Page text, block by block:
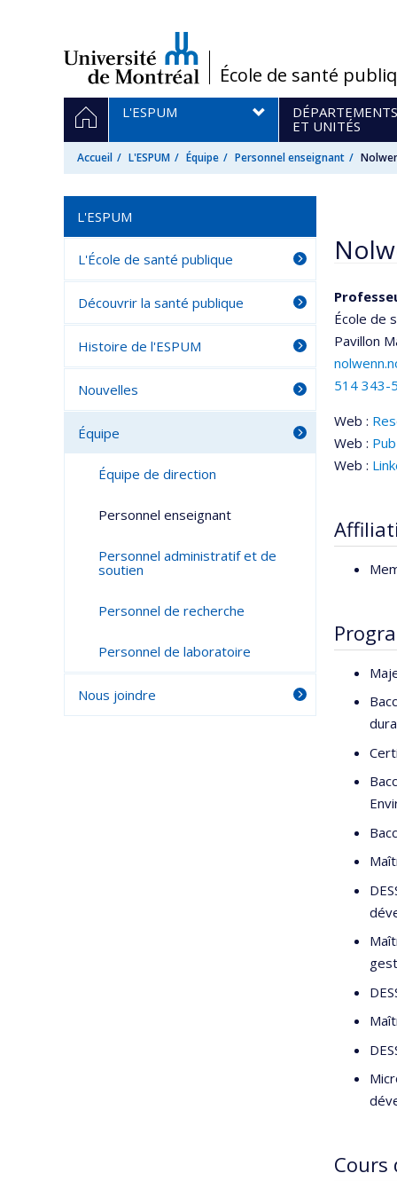
/École de santé
Navigation
principale
ACCUEIL
L'ESPUM
DÉPARTEMENTS
ET UNITÉS
Accueil L'ESPUM Équipe Personnel enseignant
École de
Pavillon
514 343-
Web :
Web :
Web :
Cours
L'ESPUM
L'École de santé publique
Découvrir la santé publique
Histoire de l'ESPUM
Nouvelles
Équipe
Équipe de direction
Personnel enseignant
Personnel administratif et de
soutien
Personnel de recherche
Personnel de laboratoire
Nous joindre